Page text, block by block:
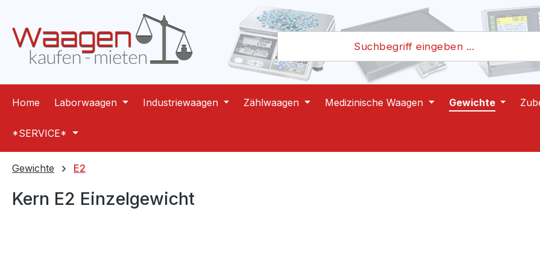
Zur Hauptnavigation springen
Home Laborwaagen Industriewaagen Zählwaagen Medizinische Waagen Gewichte
*SERVICE*
Gewichte E2
Kern E2 Einzelgewicht